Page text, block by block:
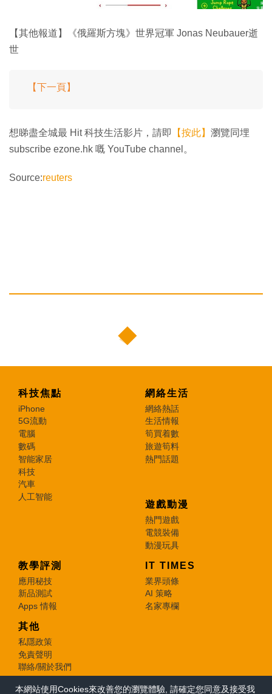
【其他報道】《俄羅斯方塊》世界冠軍 Jonas Neubauer逝
世
【下一頁】
想睇盡全城最 Hit 科技生活影片，請即 【按此】 瀏覽同埋
subscribe ezone.hk 嘅 YouTube channel。
Source:reuters
科技焦點
iPhone
5G流動
電腦
數碼
智能家居
科技
汽車
人工智能
網絡生活
網絡熱話
生活情報
筍買着數
旅遊筍料
熱門話題
遊戲動漫
熱門遊戲
電競裝備
動漫玩具
教學評測
應用秘技
新品測試
Apps 情報
IT TIMES
業界頭條
AI 策略
名家專欄
其他
私隱政策
免責聲明
聯絡/關於我們
© 2026 e-zone. All Rights Reserved.
本網站使用Cookies來改善您的瀏覽體驗, 請確定您同意及接受我